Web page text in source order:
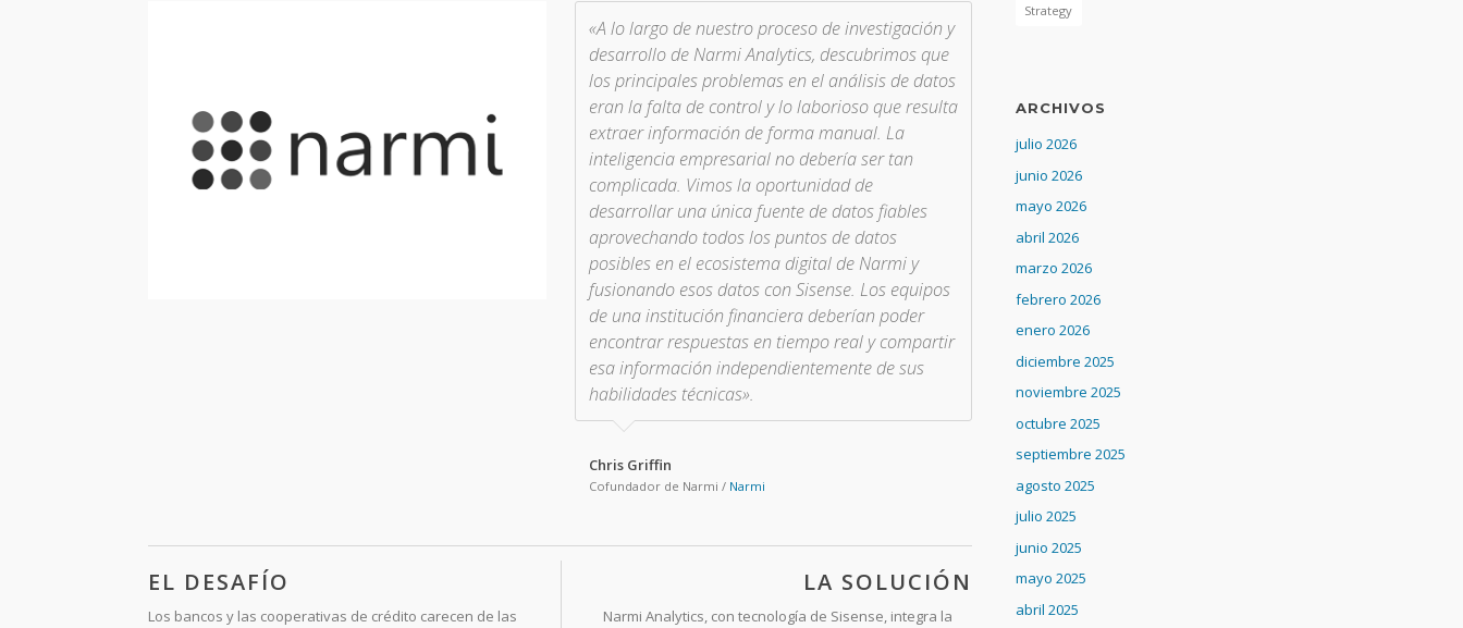
«A lo largo de nuestro proceso de investigación y
desarrollo de Narmi Analytics, descubrimos que
los principales problemas en el análisis de datos
eran la falta de control y lo laborioso que resulta
extraer información de forma manual. La
inteligencia empresarial no debería ser tan
complicada. Vimos la oportunidad de
desarrollar una única fuente de datos fiables
aprovechando todos los puntos de datos
posibles en el ecosistema digital de Narmi y
fusionando esos datos con Sisense. Los equipos
de una institución financiera deberían poder
encontrar respuestas en tiempo real y compartir
esa información independientemente de sus
habilidades técnicas».
Chris Griffin
Cofundador de Narmi / Narmi
EL DESAFÍO
Los bancos y las cooperativas de crédito carecen de las
LA SOLUCIÓN
Narmi Analytics, con tecnología de Sisense, integra la
Strategy
ARCHIVOS
julio 2026
junio 2026
mayo 2026
abril 2026
marzo 2026
febrero 2026
enero 2026
diciembre 2025
noviembre 2025
octubre 2025
septiembre 2025
agosto 2025
julio 2025
junio 2025
mayo 2025
abril 2025